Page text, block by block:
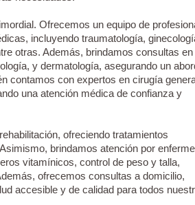
Ofrecemos un equipo de
incluyendo traumatología,
otras. Además, brindamos consultas en
y dermatología, asegurando un
contamos con expertos en cirugía
una atención médica de confianza y
ofreciendo tratamientos
brindamos atención por
vitamínicos, control de peso y talla,
ofrecemos consultas a domicilio,
accesible y de calidad para todos